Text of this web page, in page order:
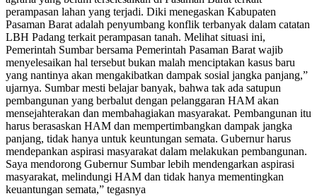
perampasan lahan yang terjadi. Diki menegaskan Kabupaten
Pasaman Barat adalah penyumbang konflik terbanyak dalam catatan
LBH Padang terkait perampasan tanah. Melihat situasi ini,
Pemerintah Sumbar bersama Pemerintah Pasaman Barat wajib
menyelesaikan hal tersebut bukan malah menciptakan kasus baru
yang nantinya akan mengakibatkan dampak sosial jangka panjang,”
ujarnya. Sumbar mesti belajar banyak, bahwa tak ada satupun
pembangunan yang berbalut dengan pelanggaran HAM akan
mensejahterakan dan membahagiakan masyarakat. Pembangunan itu
harus berasaskan HAM dan mempertimbangkan dampak jangka
panjang, tidak hanya untuk keuntungan semata. Gubernur harus
mendepankan aspirasi masyarakat dalam melakukan pembangunan.
Saya mendorong Gubernur Sumbar lebih mendengarkan aspirasi
masyarakat, melindungi HAM dan tidak hanya mementingkan
keuantungan semata,” tegasnya